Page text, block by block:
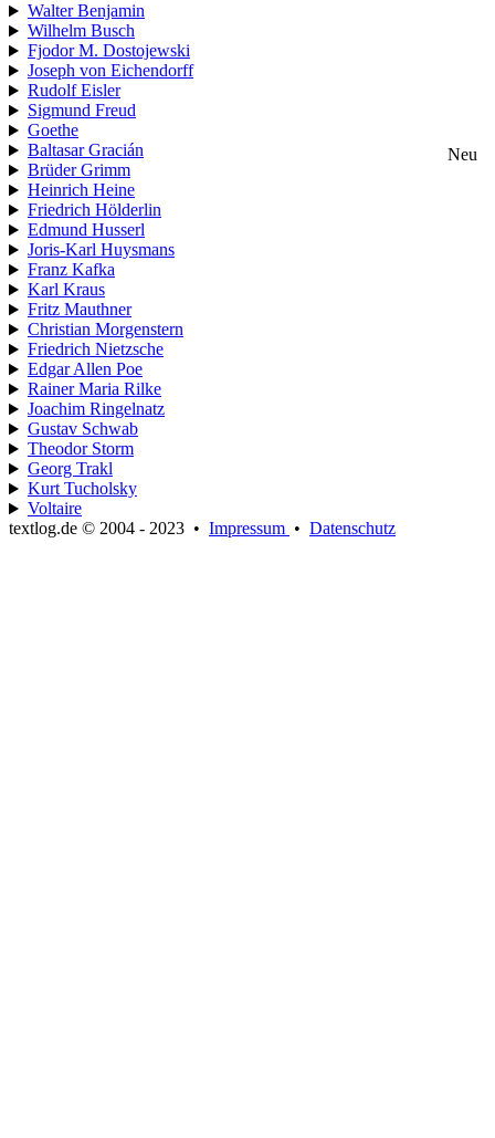
Walter Benjamin
Wilhelm Busch
Fjodor M. Dostojewski
Joseph von Eichendorff
Rudolf Eisler
Sigmund Freud
Goethe
Baltasar Gracián
Neu
Brüder Grimm
Heinrich Heine
Friedrich Hölderlin
Edmund Husserl
Joris-Karl Huysmans
Franz Kafka
Karl Kraus
Fritz Mauthner
Christian Morgenstern
Friedrich Nietzsche
Edgar Allen Poe
Rainer Maria Rilke
Joachim Ringelnatz
Gustav Schwab
Theodor Storm
Georg Trakl
Kurt Tucholsky
Voltaire
textlog.de © 2004 - 2023 • Impressum • Datenschutz